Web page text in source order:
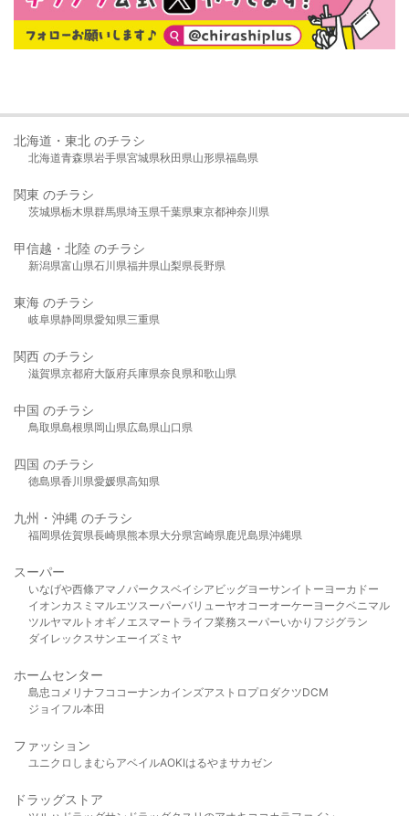
北海道・東北 のチラシ
北海道青森県岩手県宮城県秋田県山形県福島県
関東 のチラシ
茨城県栃木県群馬県埼玉県千葉県東京都神奈川県
甲信越・北陸 のチラシ
新潟県富山県石川県福井県山梨県長野県
東海 のチラシ
岐阜県静岡県愛知県三重県
関西 のチラシ
滋賀県京都府大阪府兵庫県奈良県和歌山県
中国 のチラシ
鳥取県島根県岡山県広島県山口県
四国 のチラシ
徳島県香川県愛媛県高知県
九州・沖縄 のチラシ
福岡県佐賀県長崎県熊本県大分県宮崎県鹿児島県沖縄県
スーパー
いなげや西條アマノパークスベイシア ビッグヨーサンイトーヨーカドー
イオンカスミ マルエツスーパーバリューヤオコーオーケー ヨークベニマル
ツルヤマルト オギノ エスマート ライフ業務スーパーいかり フジグラン
ダイレックスサンエーイズミヤ
ホームセンター
島忠 コメリ ナフコ コーナンカインズアストロプロダクツDCM
ジョイフル本田
ファッション
ユニクロ しまむら アベイルAOKIはるやま サカゼン
ドラッグストア